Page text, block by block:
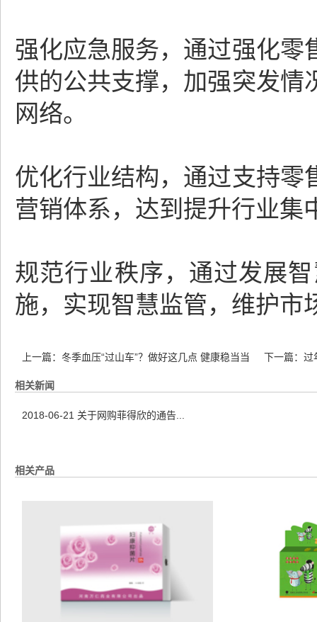
强化应急服务，通过强化零
供的公共支撑，加强突发情
网络。
优化行业结构，通过支持零
营销体系，达到提升行业集
规范行业秩序，通过发展
施，实现智慧监管，维护市
上一篇： 冬季血压“过山车”？做好这几点 健康稳当当 下一篇： 过
相关新闻
2018-06-21 关于网购菲得欣的通告...
相关产品